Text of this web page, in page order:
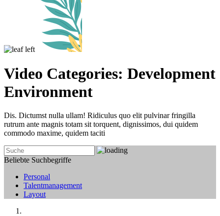
Video Categories: Development
Environment
Dis. Dictumst nulla ullam! Ridiculus quo elit pulvinar fringilla
rutrum ante magnis totam sit torquent, dignissimos, dui quidem
commodo maxime, quidem taciti
Beliebte Suchbegriffe
Personal
Talentmanagement
Layout